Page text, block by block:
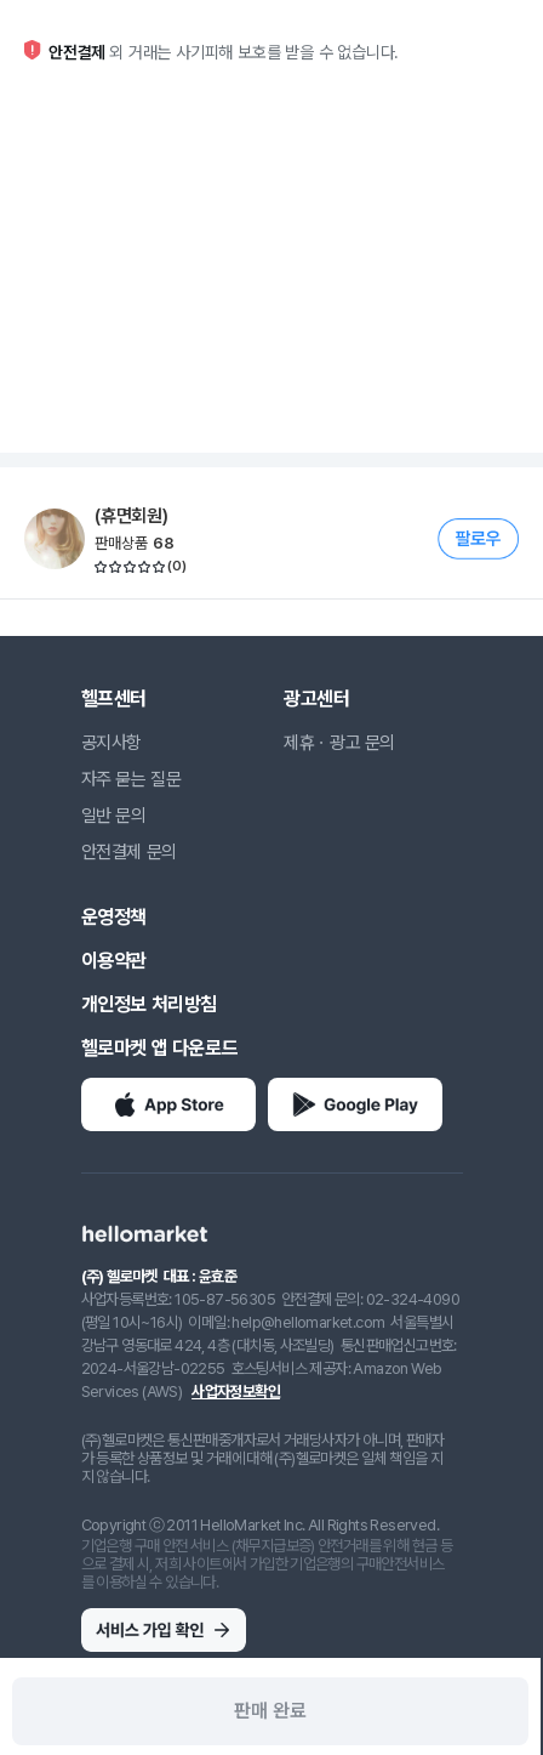
판매 완료
안전결제 외 거래는 사기피해 보호를 받을 수 없습니다.
(휴면회원)
판매상품 68
(0)
헬프센터
공지사항
자주 묻는 질문
일반 문의
안전결제 문의
광고센터
제휴ㆍ광고 문의
운영정책
이용약관
개인정보 처리방침
헬로마켓 앱 다운로드
(주) 헬로마켓 대표 : 윤효준
사업자등록번호: 105-87-56305 안전결제 문의: 02-324-4090
(평일 10시~16시) 이메일: help@hellomarket.com 서울특별시
강남구 영동대로 424, 4층 (대치동, 사조빌딩) 통신판매업신고번호:
2024-서울강남-02255 호스팅서비스 제공자: Amazon Web
Services (AWS) 사업자정보확인
(주)헬로마켓은 통신판매중개자로서 거래당사자가 아니며, 판매자
가 등록한 상품정보 및 거래에 대해 (주)헬로마켓은 일체 책임을 지
지 않습니다.
Copyright ⓒ 2011 HelloMarket Inc. All Rights Reserved.
기업은행 구매 안전 서비스 (채무지급보증) 안전거래를 위해 현금 등
으로 결제 시, 저희 사이트에서 가입한 기업은행의 구매안전서비스
를 이용하실 수 있습니다.